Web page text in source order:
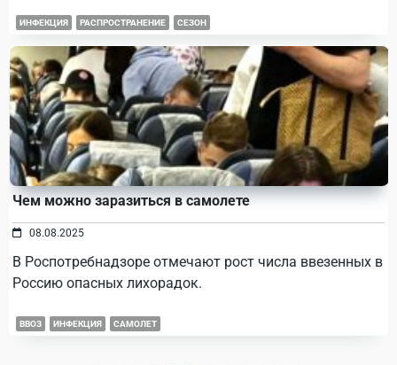
ИНФЕКЦИЯ РАСПРОСТРАНЕНИЕ СЕЗОН
Чем можно заразиться в самолете
08.08.2025
В Роспотребнадзоре отмечают рост числа ввезенных в
Россию опасных лихорадок.
ВВОЗ ИНФЕКЦИЯ САМОЛЕТ